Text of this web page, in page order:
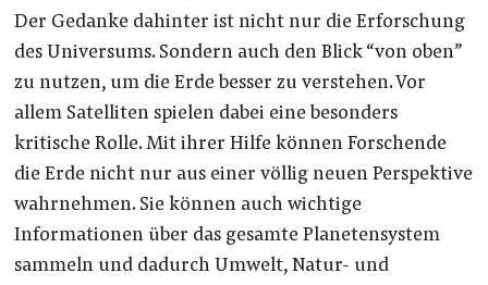
Der Gedanke dahinter ist nicht nur die Erforschung
des Universums. Sondern auch den Blick “von oben”
zu nutzen, um die Erde besser zu verstehen. Vor
allem Satelliten spielen dabei eine besonders
kritische Rolle. Mit ihrer Hilfe können Forschende
die Erde nicht nur aus einer völlig neuen Perspektive
wahrnehmen. Sie können auch wichtige
Informationen über das gesamte Planetensystem
sammeln und dadurch Umwelt, Natur- und